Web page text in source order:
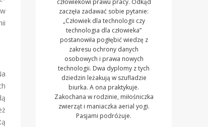
człowiekowi prawu pracy. Odkąd
zaczęła zadawać sobie pytanie:
„Człowiek dla technologii czy
technologia dla człowieka”
postanowiła pogłębić wiedzę z
zakresu ochrony danych
osobowych i prawa nowych
technologii. Dwa dyplomy z tych
dziedzin leżakują w szufladzie
biurka. A ona praktykuje.
Zakochana w rodzinie, miłośniczka
zwierząt i maniaczka aerial yogi.
Pasjami podróżuje.